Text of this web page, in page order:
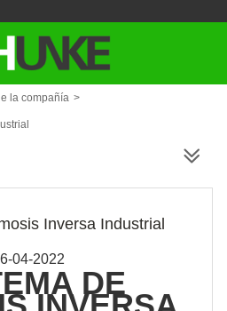
la compañía >
Inversa Industrial
04-2022
DE